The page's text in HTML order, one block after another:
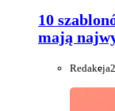
10
mają
Redakcja